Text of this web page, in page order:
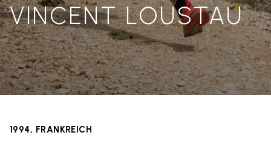
VINCENT LOUSTAU
1994, FRANKREICH